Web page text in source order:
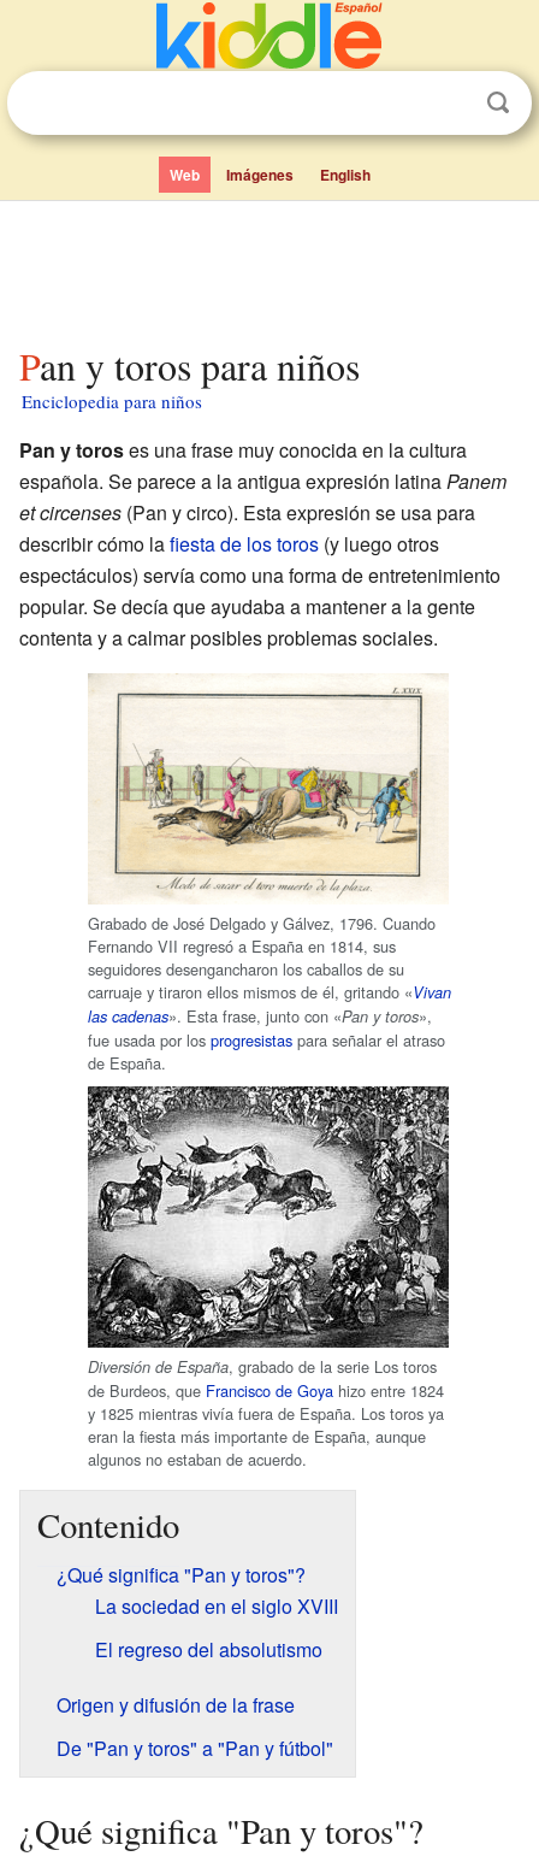
Web Imágenes English
Pan y toros para niños
Enciclopedia para niños
Pan y toroses una frase muy conocida en la cultura
española. Se parece a la antigua expresión latinaPanem
et circenses (Pan y circo). Esta expresión se usa para
describir cómo lafiesta de los toros (y luego otros
espectáculos) servía como una forma de entretenimiento
popular. Se decía que ayudaba a mantener a la gente
contenta y a calmar posibles problemas sociales.
Grabado de José Delgado y Gálvez, 1796. Cuando
Fernando VII regresó a España en 1814, sus
seguidores desengancharon los caballos de su
carruaje y tiraron ellos mismos de él, gritando «Vivan
las cadenas». Esta frase, junto con «Pan y toros»,
fue usada por los progresistas para señalar el atraso
de España.
Diversión de España, grabado de la serie Los toros
de Burdeos, que Francisco de Goya hizo entre 1824
y 1825 mientras vivía fuera de España. Los toros ya
eran la fiesta más importante de España, aunque
algunos no estaban de acuerdo.
Contenido
¿Qué significa "Pan y toros"?
La sociedad en el siglo XVIII
El regreso del absolutismo
Origen y difusión de la frase
De "Pan y toros" a "Pan y fútbol"
¿Qué significa "Pan y toros"?